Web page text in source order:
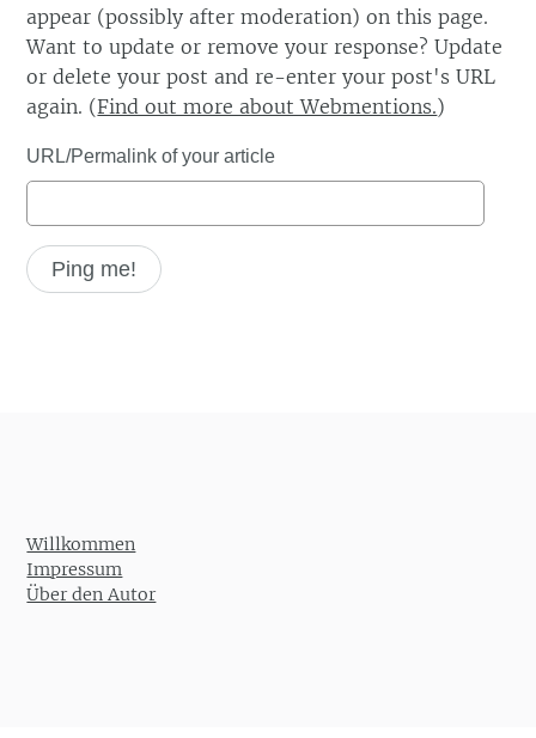
appear (possibly after moderation) on this page.
Want to update or remove your response? Update
or delete your post and re-enter your post's URL
again. (Find out more about Webmentions.)
URL/Permalink of your article
Willkommen
Impressum
Über den Autor